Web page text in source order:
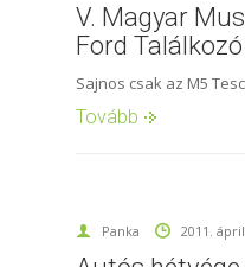
V. Magyar
Ford
Sajnos csak az M5
Tovább
Panka 2011.